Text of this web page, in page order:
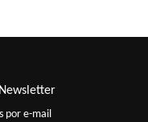
por e-mail